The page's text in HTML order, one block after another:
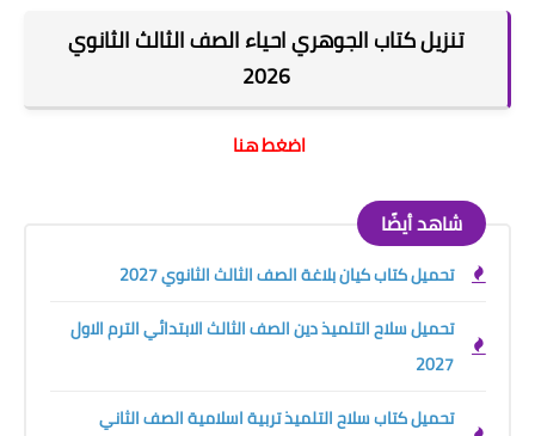
تنزيل كتاب الجوهري احياء الصف الثالث الثانوي
2026
اضغط هنا
شاهد أيضًا
تحميل كتاب كيان بلاغة الصف الثالث الثانوي 2027
تحميل سلاح التلميذ دين الصف الثالث الابتدائي الترم الاول
2027
تحميل كتاب سلاح التلميذ تربية اسلامية الصف الثاني